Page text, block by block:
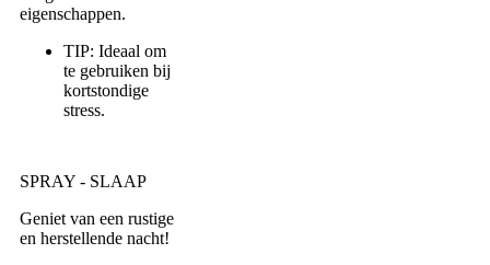
eigenschappen.
TIP: Ideaal om
te gebruiken bij
kortstondige
stress.
SPRAY - SLAAP
Geniet van een rustige
en herstellende nacht!